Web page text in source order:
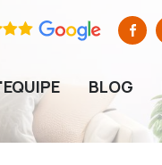
BLOG